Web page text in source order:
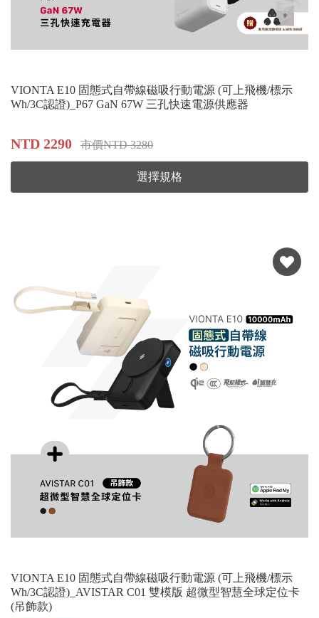
VIONTA E10 固態式自帶線磁吸行動電源 (可上飛機/標示
Wh/3C認證)_P67 GaN 67W 三孔快速電源供應器
NTD 2290 市價NTD 3280
選擇規格
VIONTA E10 固態式自帶線磁吸行動電源 (可上飛機/標示
Wh/3C認證)_AVISTAR C01 雙模版 超微型智慧全球定位卡
(吊飾款​​​​​​​)